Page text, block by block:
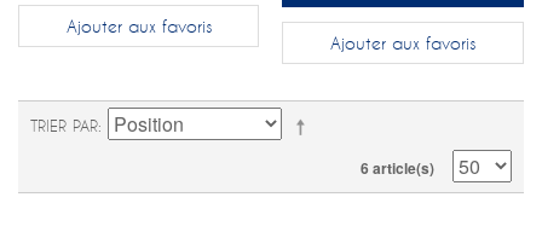
Ajouter aux favoris
Ajouter aux favoris
TRIER PAR
6 article(s)